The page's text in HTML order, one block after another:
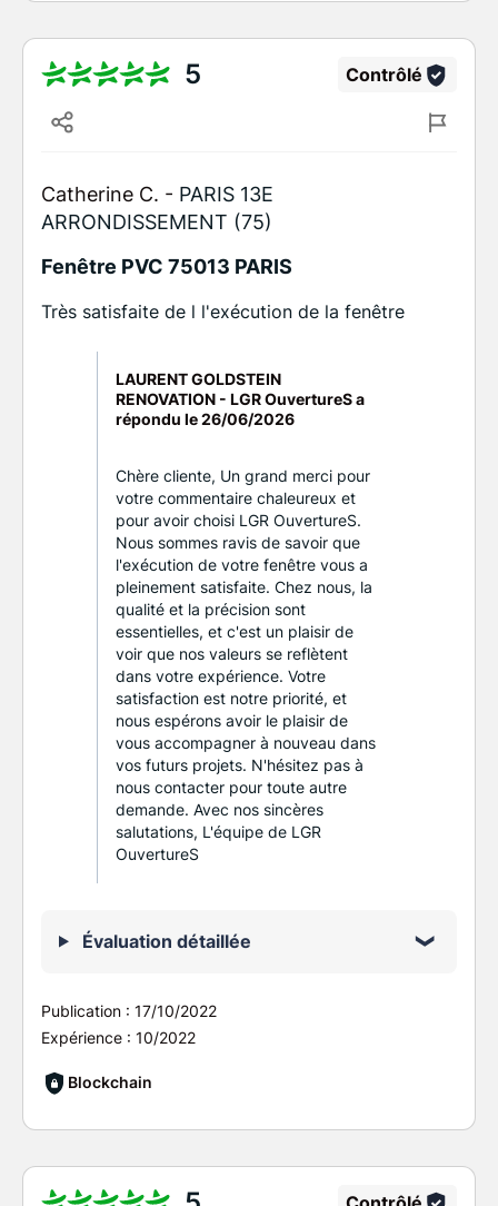
5 Contrôlé
Catherine C. - PARIS 13E
ARRONDISSEMENT (75)
Fenêtre PVC 75013 PARIS
Très satisfaite de l l'exécution de la fenêtre
LAURENT GOLDSTEIN
RENOVATION - LGR OuvertureS a
répondu le26/06/2026
Chère cliente, Un grand merci pour
votre commentaire chaleureux et
pour avoir choisi LGR OuvertureS.
Nous sommes ravis de savoir que
l'exécution de votre fenêtre vous a
pleinement satisfaite. Chez nous, la
qualité et la précision sont
essentielles, et c'est un plaisir de
voir que nos valeurs se reflètent
dans votre expérience. Votre
satisfaction est notre priorité, et
nous espérons avoir le plaisir de
vous accompagner à nouveau dans
vos futurs projets. N'hésitez pas à
nous contacter pour toute autre
demande. Avec nos sincères
salutations, L'équipe de LGR
OuvertureS
Évaluation détaillée
Publication : 17/10/2022
Expérience : 10/2022
Blockchain